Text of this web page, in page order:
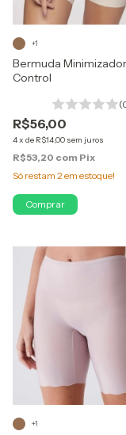
Bermuda
Control
R$56,00
4x de R$14,00 sem juros
R$53,20 com Pix
Só restam 2 em estoque!
+1
Comprar
+1